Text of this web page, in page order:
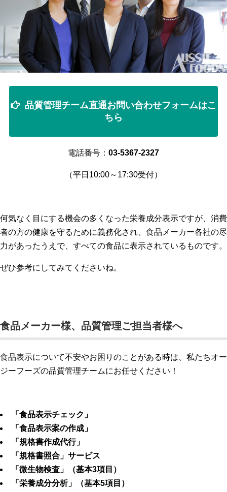
品質管理チーム直通お問い合わせフォームはこ
ちら
電話番号： 03-5367-2327
（平日10:00～17:30受付）
何気なく目にする機会の多くなった栄養成分表示ですが、消費
者の方の健康を守るために義務化され、食品メーカー各社の尽
力があったうえで、すべての食品に表示されているものです。
ぜひ参考にしてみてくださいね。
食品メーカー様、品質管理ご担当者様へ
食品表示について不安やお困りのことがある時は、私たちオー
ジーフーズの品質管理チームにお任せください！
「 食品表示チェック 」
「 食品表示案の作成 」
「 規格書作成代行」
「 規格書照合 」サービス
「 微生物検査 」（基本3項目）
「 栄養成分分析」（基本5項目）